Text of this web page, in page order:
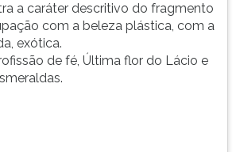
a caráter descritivo do fragmento
com a beleza plástica, com a
exótica.
de fé, Última flor do Lácio e